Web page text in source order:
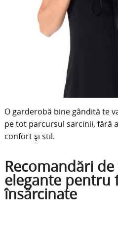
O garderobă bine gândită te
pe tot parcursul sarcinii, fără
confort și stil.
Recomandări
elegante pentru
însărcinate